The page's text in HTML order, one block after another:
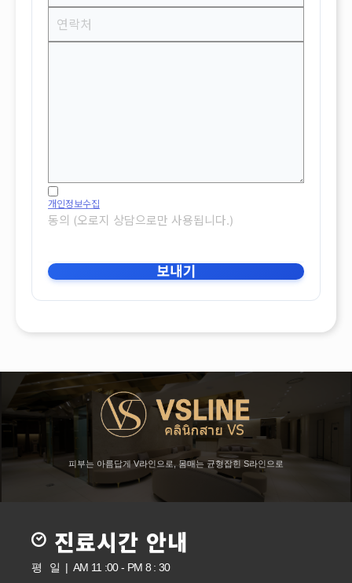
개인정보수집
동의 (오로지 상담으로만 사용됩니다.)
보내기
피부는 아름답게 V라인으로, 몸매는 균형잡힌 S라인으로
진료시간 안내
평 일 | AM 11 :00 - PM 8 : 30